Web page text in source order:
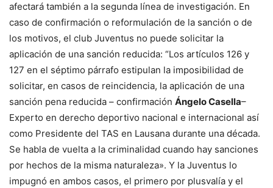
afectará también a la segunda línea de investigación. En
caso de confirmación o reformulación de la sanción o de
los motivos, el club Juventus no puede solicitar la
aplicación de una sanción reducida: “Los artículos 126 y
127 en el séptimo párrafo estipulan la imposibilidad de
solicitar, en casos de reincidencia, la aplicación de una
sanción pena reducida – confirmación Ángelo Casella–
Experto en derecho deportivo nacional e internacional así
como Presidente del TAS en Lausana durante una década.
Se habla de vuelta a la criminalidad cuando hay sanciones
por hechos de la misma naturaleza». Y la Juventus lo
impugnó en ambos casos, el primero por plusvalía y el